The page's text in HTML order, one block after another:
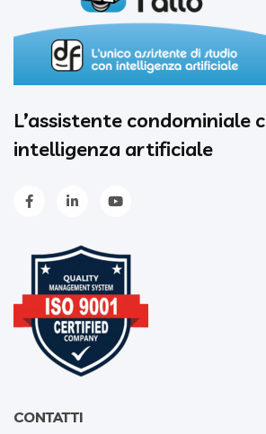
L’assistente condominiale
intelligenza artificiale
CONTATTI